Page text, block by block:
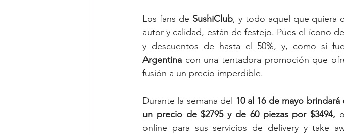
Los fans de SushiClub, y todo aquel que quiera
autor y calidad, están de festejo. Pues el ícono
y descuentos de hasta el 50%, y, como si
Argentina con una tentadora promoción que
fusión a un precio imperdible.
Durante la semana del 10 al 16 de mayo
un precio de $2795 y de 60 piezas por $3494,
online para sus servicios de delivery y take